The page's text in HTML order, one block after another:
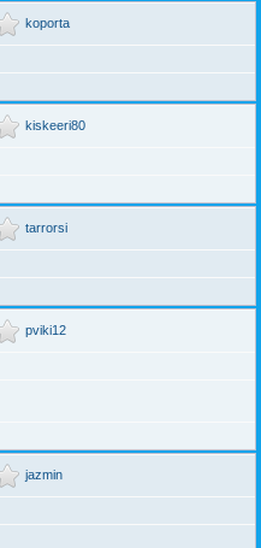
koporta
kiskeeri80
tarrorsi
pviki12
jazmin